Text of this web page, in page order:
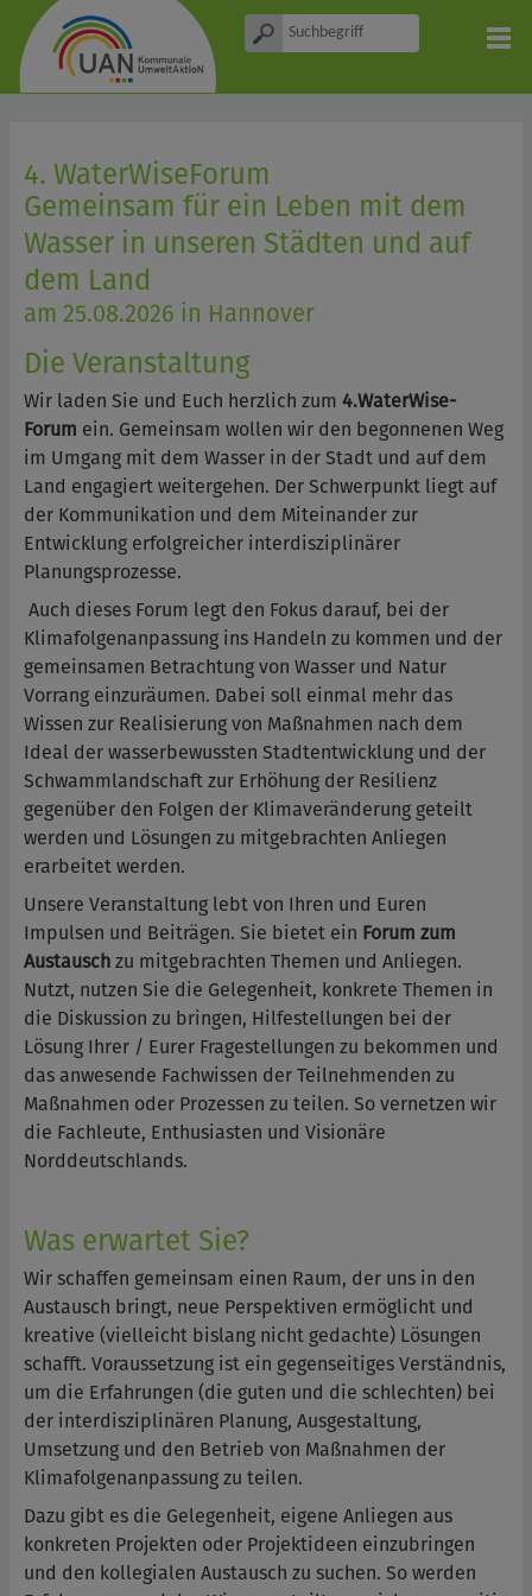
4. WaterWiseForum
Gemeinsam für ein Leben mit dem
Wasser in unseren Städten und auf
dem Land
am 25.08.2026 in Hannover
Die Veranstaltung
Wir laden Sie und Euch herzlich zum 4.WaterWise-
Forum ein. Gemeinsam wollen wir den begonnenen Weg
im Umgang mit dem Wasser in der Stadt und auf dem
Land engagiert weitergehen. Der Schwerpunkt liegt auf
der Kommunikation und dem Miteinander zur
Entwicklung erfolgreicher interdisziplinärer
Planungsprozesse.
Auch dieses Forum legt den Fokus darauf, bei der
Klimafolgenanpassung ins Handeln zu kommen und der
gemeinsamen Betrachtung von Wasser und Natur
Vorrang einzuräumen. Dabei soll einmal mehr das
Wissen zur Realisierung von Maßnahmen nach dem
Ideal der wasserbewussten Stadtentwicklung und der
Schwammlandschaft zur Erhöhung der Resilienz
gegenüber den Folgen der Klimaveränderung geteilt
werden und Lösungen zu mitgebrachten Anliegen
erarbeitet werden.
Unsere Veranstaltung lebt von Ihren und Euren
Impulsen und Beiträgen. Sie bietet ein Forum zum
Austausch zu mitgebrachten Themen und Anliegen.
Nutzt, nutzen Sie die Gelegenheit, konkrete Themen in
die Diskussion zu bringen, Hilfestellungen bei der
Lösung Ihrer / Eurer Fragestellungen zu bekommen und
das anwesende Fachwissen der Teilnehmenden zu
Maßnahmen oder Prozessen zu teilen. So vernetzen wir
die Fachleute, Enthusiasten und Visionäre
Norddeutschlands.
Was erwartet Sie?
Wir schaffen gemeinsam einen Raum, der uns in den
Austausch bringt, neue Perspektiven ermöglicht und
kreative (vielleicht bislang nicht gedachte) Lösungen
schafft. Voraussetzung ist ein gegenseitiges Verständnis,
um die Erfahrungen (die guten und die schlechten) bei
der interdisziplinären Planung, Ausgestaltung,
Umsetzung und den Betrieb von Maßnahmen der
Klimafolgenanpassung zu teilen.
Dazu gibt es die Gelegenheit, eigene Anliegen aus
konkreten Projekten oder Projektideen einzubringen
und den kollegialen Austausch zu suchen. So werden